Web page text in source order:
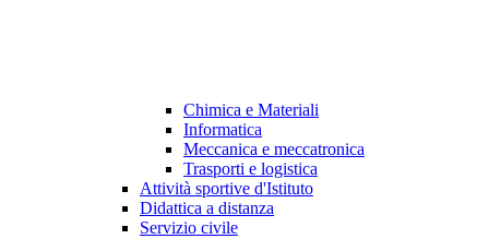
Chimica e Materiali
Informatica
Meccanica e meccatronica
Trasporti e logistica
Attività sportive d'Istituto
Didattica a distanza
Servizio civile